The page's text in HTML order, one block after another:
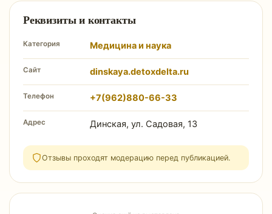
Реквизиты и контакты
Категория Медицина и наука
Сайт dinskaya.detoxdelta.ru
Телефон +7(962)880-66-33
Адрес Динская, ул. Садовая, 13
Отзывы проходят модерацию перед публикацией.